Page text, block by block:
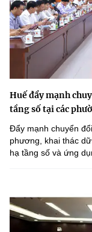
Huế đẩy mạnh
tầng số tại các
Đẩy mạnh chuyển
phương, khai thác
hạ tầng số và ứng